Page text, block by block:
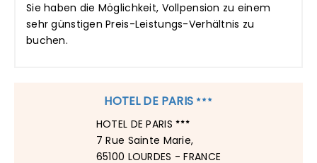
Sie haben die Möglichkeit, Vollpension zu einem
sehr günstigen Preis-Leistungs-Verhältnis zu
buchen.
HOTEL DE PARIS
HOTEL DE PARIS
7 Rue Sainte Marie,
65100 LOURDES - FRANCE